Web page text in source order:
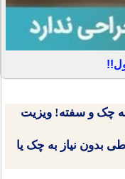
به چک و سفته! ویزیت
بدون نیاز به چک یا